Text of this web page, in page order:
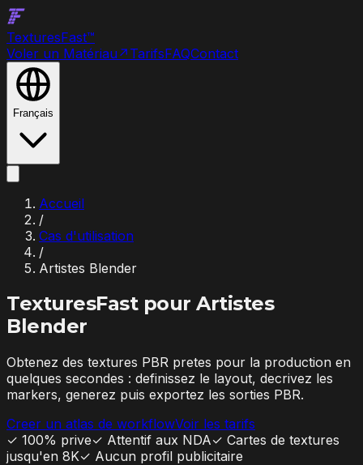
TexturesFast™
Voler un Matériau ↗ TarifsFAQContact
Français
Accueil
/
Cas d'utilisation
/
Artistes Blender
TexturesFast pourArtistes
Blender
Obtenez des textures PBR pretes pour la production en
quelques secondes : definissez le layout, decrivez les
markers, generez puis exportez les sorties PBR.
Creer un atlas de workflowVoir les tarifs
✓ 100% prive✓ Attentif aux NDA✓ Cartes de textures
jusqu'en 8K✓ Aucun profil publicitaire